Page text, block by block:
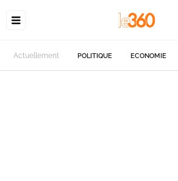
Actuellement POLITIQUE ECONOMIE